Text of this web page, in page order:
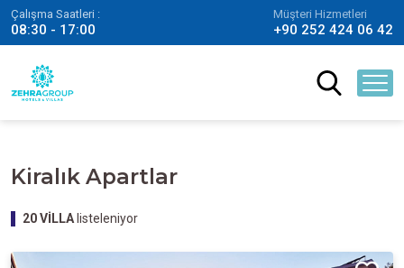
Çalışma Saatleri :
08:30 - 17:00
Müşteri Hizmetleri
+90 252 424 06 42
Kiralık Apartlar
20VİLLA listeleniyor